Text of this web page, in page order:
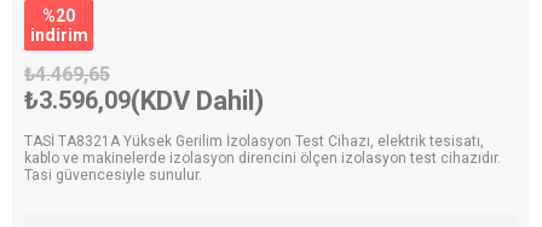
%20
i̇ndirim
₺4.469,65
₺3.596,09(KDV Dahil)
TASİ TA8321A Yüksek Gerilim İzolasyon Test Cihazı, elektrik tesisatı,
kablo ve makinelerde izolasyon direncini ölçen izolasyon test cihazıdır.
Tasi güvencesiyle sunulur.